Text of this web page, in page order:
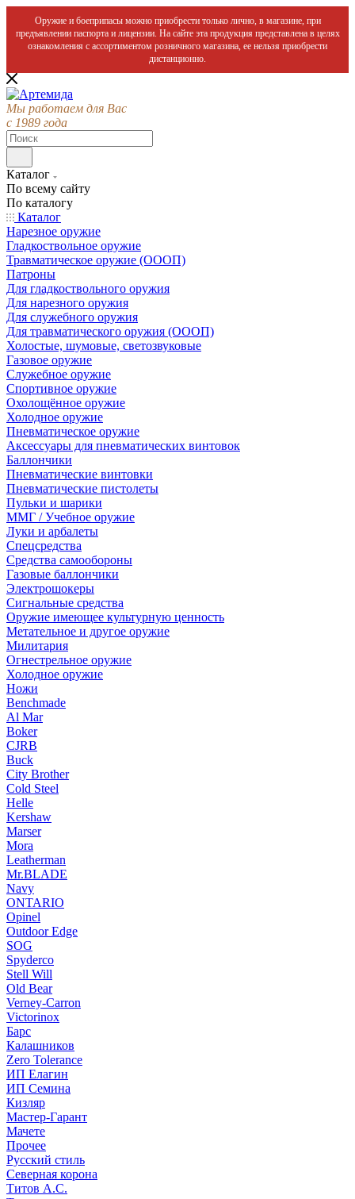
Оружие и боеприпасы можно приобрести только лично, в магазине, при
предъявлении паспорта и лицензии. На сайте эта продукция представлена в целях
ознакомления с ассортиментом розничного магазина, ее нельзя приобрести
дистанционно.
Мы работаем для Вас
с 1989 года
Каталог
По всему сайту
По каталогу
Каталог
Нарезное оружие
Гладкоствольное оружие
Травматическое оружие (ОООП)
Патроны
Для гладкоствольного оружия
Для нарезного оружия
Для служебного оружия
Для травматического оружия (ОООП)
Холостые, шумовые, светозвуковые
Газовое оружие
Служебное оружие
Спортивное оружие
Охолощённое оружие
Холодное оружие
Пневматическое оружие
Аксессуары для пневматических винтовок
Баллончики
Пневматические винтовки
Пневматические пистолеты
Пульки и шарики
ММГ / Учебное оружие
Луки и арбалеты
Спецсредства
Средства самообороны
Газовые баллончики
Электрошокеры
Сигнальные средства
Оружие имеющее культурную ценность
Метательное и другое оружие
Милитария
Огнестрельное оружие
Холодное оружие
Ножи
Benchmade
Al Mar
Boker
CJRB
Buck
City Brother
Cold Steel
Helle
Kershaw
Marser
Mora
Leatherman
Mr.BLADE
Navy
ONTARIO
Opinel
Outdoor Edge
SOG
Spyderco
Stell Will
Old Bear
Verney-Carron
Victorinox
Барс
Калашников
Zero Tolerance
ИП Елагин
ИП Семина
Кизляр
Мастер-Гарант
Мачете
Прочее
Русский стиль
Северная корона
Титов А.С.